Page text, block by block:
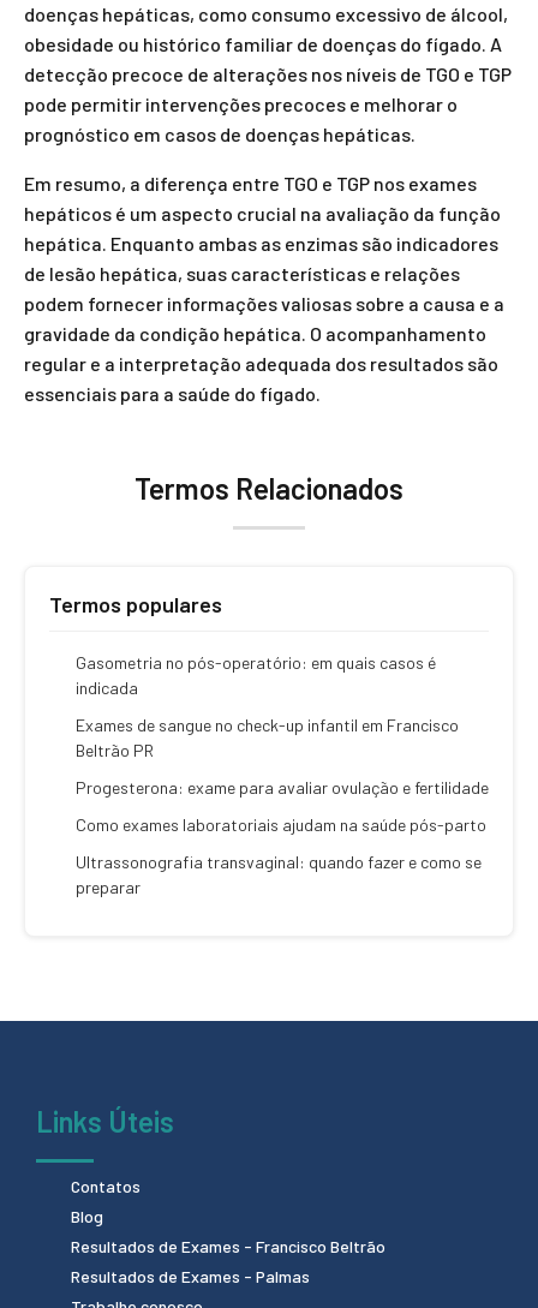
doenças hepáticas, como consumo excessivo de álcool,
obesidade ou histórico familiar de doenças do fígado. A
detecção precoce de alterações nos níveis de TGO e TGP
pode permitir intervenções precoces e melhorar o
prognóstico em casos de doenças hepáticas.
Em resumo, a diferença entre TGO e TGP nos exames
hepáticos é um aspecto crucial na avaliação da função
hepática. Enquanto ambas as enzimas são indicadores
de lesão hepática, suas características e relações
podem fornecer informações valiosas sobre a causa e a
gravidade da condição hepática. O acompanhamento
regular e a interpretação adequada dos resultados são
essenciais para a saúde do fígado.
Termos Relacionados
Termos populares
Gasometria no pós-operatório: em quais casos é
indicada
Exames de sangue no check-up infantil em Francisco
Beltrão PR
Progesterona: exame para avaliar ovulação e fertilidade
Como exames laboratoriais ajudam na saúde pós-parto
Ultrassonografia transvaginal: quando fazer e como se
preparar
Links Úteis
Contatos
Blog
Resultados de Exames - Francisco Beltrão
Resultados de Exames - Palmas